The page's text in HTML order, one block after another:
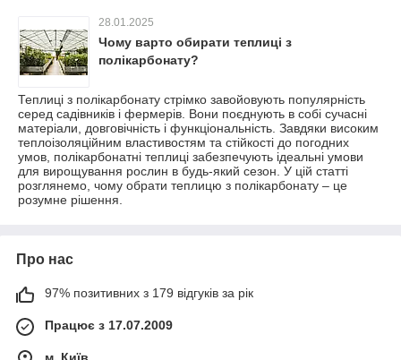
28.01.2025
Чому варто обирати теплиці з
полікарбонату?
Теплиці з полікарбонату стрімко завойовують популярність
серед садівників і фермерів. Вони поєднують в собі сучасні
матеріали, довговічність і функціональність. Завдяки високим
теплоізоляційним властивостям та стійкості до погодних
умов, полікарбонатні теплиці забезпечують ідеальні умови
для вирощування рослин в будь-який сезон. У цій статті
розглянемо, чому обрати теплицю з полікарбонату – це
розумне рішення.
Про нас
97% позитивних з 179 відгуків за рік
Працює з 17.07.2009